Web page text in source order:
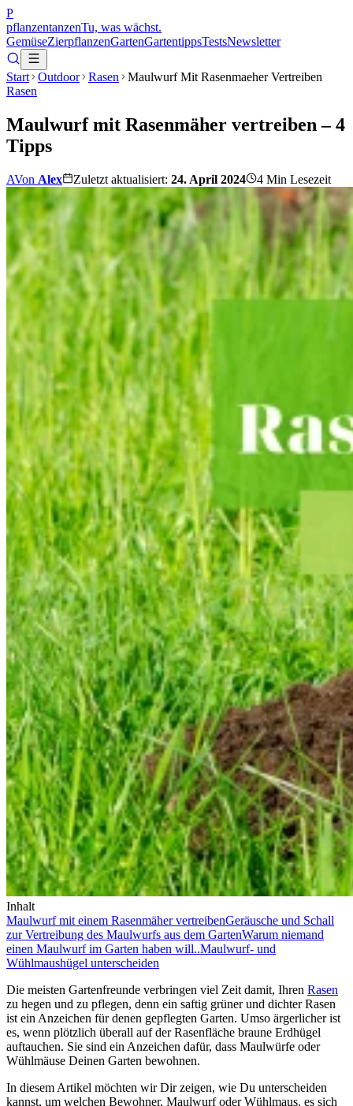
P
pflanzentanzenTu, was wächst.
GemüseZierpflanzenGartenGartentippsTestsNewsletter
Start Outdoor Rasen
Maulwurf Mit Rasenmaeher Vertreiben
Rasen
Maulwurf mit Rasenmäher vertreiben – 4
Tipps
AVon Alex Zuletzt aktualisiert: 24. April 2024 4 Min Lesezeit
Inhalt
Maulwurf mit einem Rasenmäher vertreibenGeräusche und Schall
zur Vertreibung des Maulwurfs aus dem GartenWarum niemand
einen Maulwurf im Garten haben will..Maulwurf- und
Wühlmaushügel unterscheiden
Die meisten Gartenfreunde verbringen viel Zeit damit, Ihren Rasen
zu hegen und zu pflegen, denn ein saftig grüner und dichter Rasen
ist ein Anzeichen für denen gepflegten Garten. Umso ärgerlicher ist
es, wenn plötzlich überall auf der Rasenfläche braune Erdhügel
auftauchen. Sie sind ein Anzeichen dafür, dass Maulwürfe oder
Wühlmäuse Deinen Garten bewohnen.
In diesem Artikel möchten wir Dir zeigen, wie Du unterscheiden
kannst, um welchen Bewohner, Maulwurf oder Wühlmaus, es sich